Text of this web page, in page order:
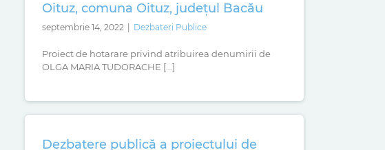
Oituz, comuna Oituz, județul Bacău
septembrie 14, 2022 Dezbateri Publice
Proiect de hotarare privind atribuirea denumirii de
OLGA MARIA TUDORACHE [...]
Dezbatere publică a proiectului de